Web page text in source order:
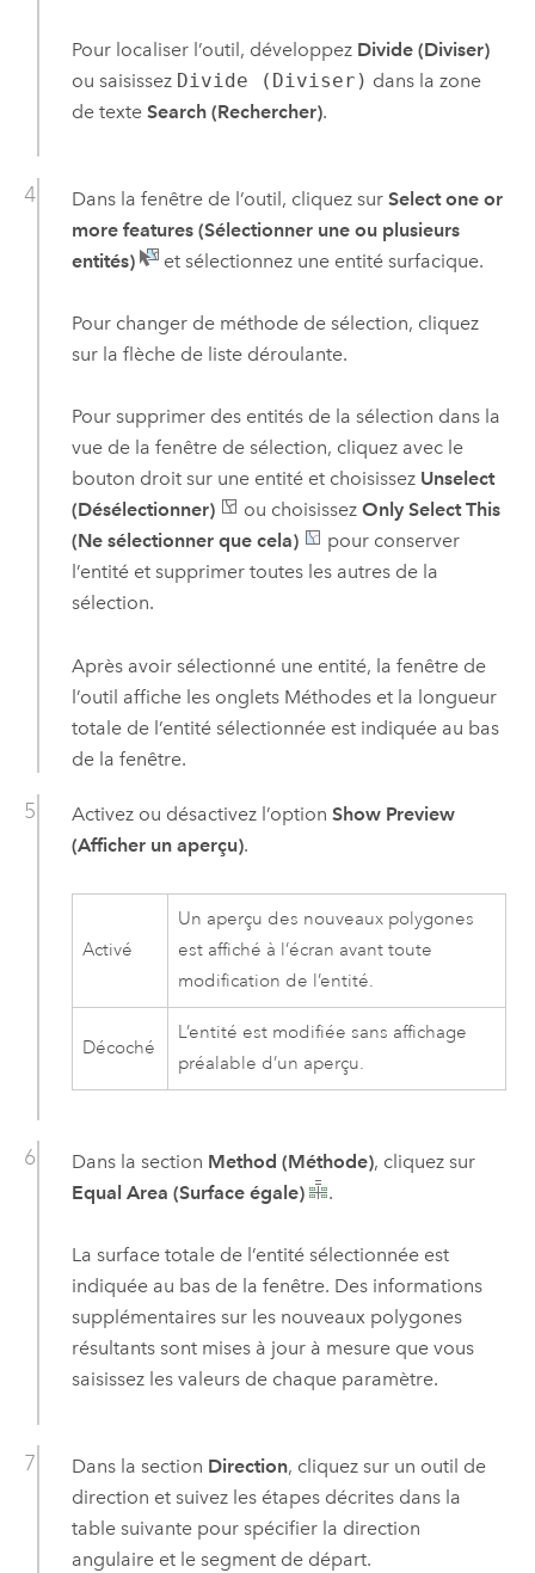
Pour localiser l’outil, développez Divide (Diviser)
ou saisissez Divide (Diviser) dans la zone
de texte Search (Rechercher).
Dans la fenêtre de l’outil, cliquez sur Select one or
more features (Sélectionner une ou plusieurs
entités)
et sélectionnez une entité surfacique.
Pour changer de méthode de sélection, cliquez
sur la flèche de liste déroulante.
Pour supprimer des entités de la sélection dans la
vue de la fenêtre de sélection, cliquez avec le
bouton droit sur une entité et choisissez Unselect
(Désélectionner)
ou choisissez Only Select This
(Ne sélectionner que cela)
pour conserver
l’entité et supprimer toutes les autres de la
sélection.
Après avoir sélectionné une entité, la fenêtre de
l’outil affiche les onglets Méthodes et la longueur
totale de l’entité sélectionnée est indiquée au bas
de la fenêtre.
Activez ou désactivez l’option Show Preview
(Afficher un aperçu).
Activé
Un aperçu des nouveaux polygones
est affiché à l’écran avant toute
modification de l’entité.
Décoché
L’entité est modifiée sans affichage
préalable d’un aperçu.
Dans la section Method (Méthode), cliquez sur
Equal Area (Surface égale)
.
La surface totale de l’entité sélectionnée est
indiquée au bas de la fenêtre. Des informations
supplémentaires sur les nouveaux polygones
résultants sont mises à jour à mesure que vous
saisissez les valeurs de chaque paramètre.
Dans la section Direction, cliquez sur un outil de
direction et suivez les étapes décrites dans la
table suivante pour spécifier la direction
angulaire et le segment de départ.